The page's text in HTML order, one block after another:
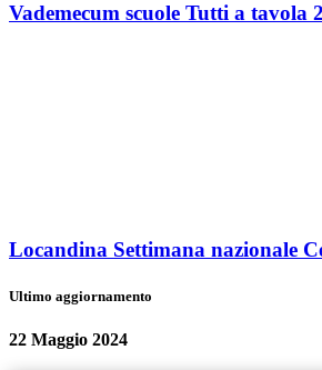
Vademecum scuole Tutti a tavola
Locandina Settimana nazionale
Ultimo aggiornamento
22 Maggio 2024